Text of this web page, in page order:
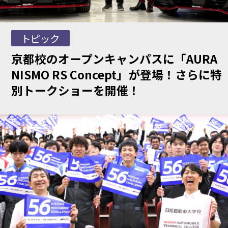
トピック
京都校のオープンキャンパスに「AURA
NISMO RS Concept」が登場！さらに特
別トークショーを開催！